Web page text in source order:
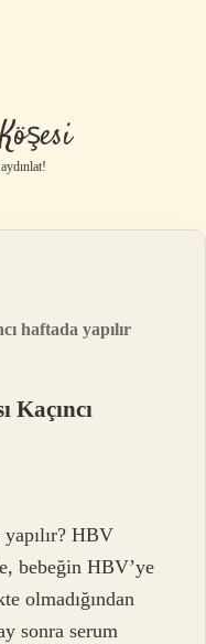
haftada yapılır
Kaçıncı
HBV
bebeğin HBV’ye
olmadığından
sonra serum